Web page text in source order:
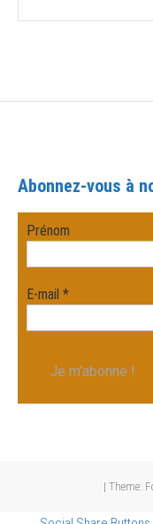
Abonnez-vous à
Prénom
E-mail*
| Theme: